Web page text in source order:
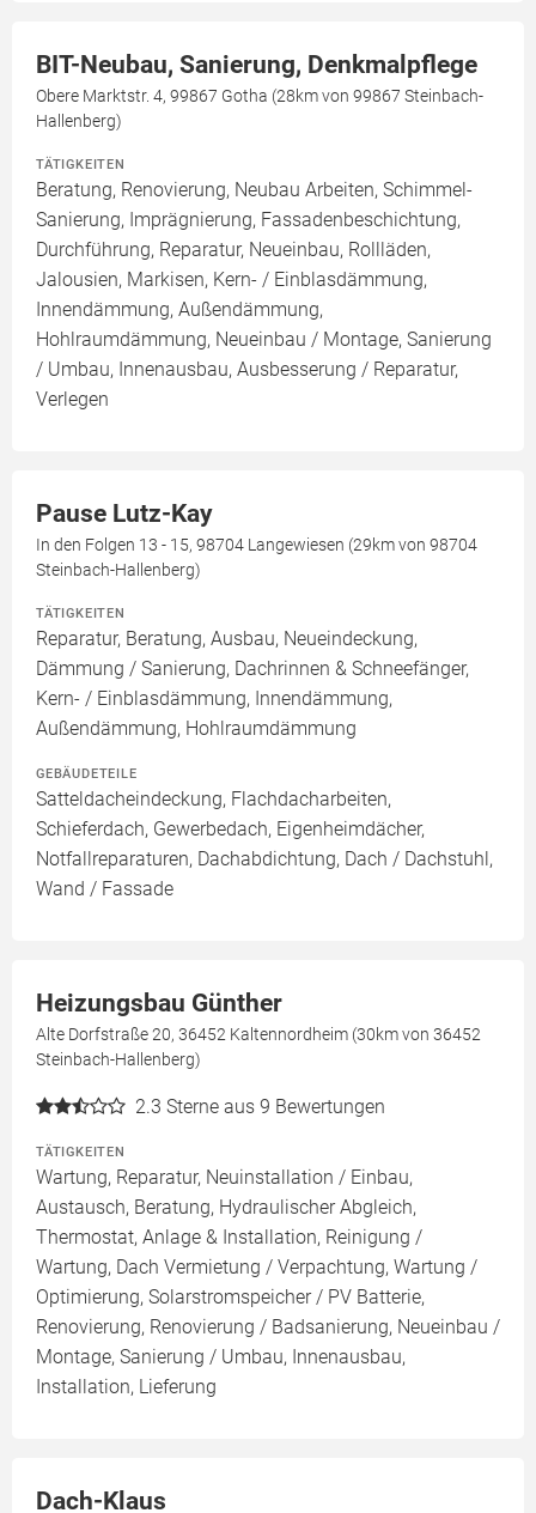
BIT-Neubau, Sanierung, Denkmalpflege
Obere Marktstr. 4, 99867 Gotha (28km von 99867 Steinbach-
Hallenberg)
TÄTIGKEITEN
Beratung, Renovierung, Neubau Arbeiten, Schimmel-
Sanierung, Imprägnierung, Fassadenbeschichtung,
Durchführung, Reparatur, Neueinbau, Rollläden,
Jalousien, Markisen, Kern- / Einblasdämmung,
Innendämmung, Außendämmung,
Hohlraumdämmung, Neueinbau / Montage, Sanierung
/ Umbau, Innenausbau, Ausbesserung / Reparatur,
Verlegen
Pause Lutz-Kay
In den Folgen 13 - 15, 98704 Langewiesen (29km von 98704
Steinbach-Hallenberg)
TÄTIGKEITEN
Reparatur, Beratung, Ausbau, Neueindeckung,
Dämmung / Sanierung, Dachrinnen & Schneefänger,
Kern- / Einblasdämmung, Innendämmung,
Außendämmung, Hohlraumdämmung
GEBÄUDETEILE
Satteldacheindeckung, Flachdacharbeiten,
Schieferdach, Gewerbedach, Eigenheimdächer,
Notfallreparaturen, Dachabdichtung, Dach / Dachstuhl,
Wand / Fassade
Heizungsbau Günther
Alte Dorfstraße 20, 36452 Kaltennordheim (30km von 36452
Steinbach-Hallenberg)
2.3 Sterne aus 9 Bewertungen
TÄTIGKEITEN
Wartung, Reparatur, Neuinstallation / Einbau,
Austausch, Beratung, Hydraulischer Abgleich,
Thermostat, Anlage & Installation, Reinigung /
Wartung, Dach Vermietung / Verpachtung, Wartung /
Optimierung, Solarstromspeicher / PV Batterie,
Renovierung, Renovierung / Badsanierung, Neueinbau /
Montage, Sanierung / Umbau, Innenausbau,
Installation, Lieferung
Dach-Klaus